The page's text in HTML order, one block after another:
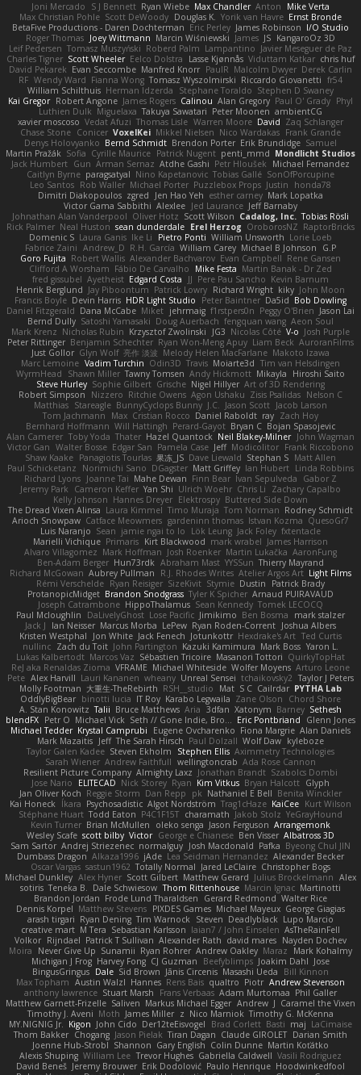
Joni Mercado S J Bennett Ryan Wiebe Max Chandler Anton
Mike Verta
Max Christian Pohle Scott DeWoody Douglas K. Yorik van Havre Ernst Bronde
BetaFive Productions - Daren Dochterman Eric Perley James Robinson I/O Studio
Roger Thomas Joey Wittmann Marcin Wiśniewski James JS KangaroOz 3D
Leif Pedersen Tomasz Muszyński Roberd Palm Lampantino Javier Meseguer de Paz
Charles Tigner Scott Wheeler Eelco Dolstra Lasse Kjønnås Viduttam Katkar chris huf
David Pekarek Evan Seccombe Manfred Knorr PaulR Malcolm Dwyer Derek Carlin
RF Wendy Ward Fianna Wong Tomasz Wyszolmirski Riccardo Giovanetti fr54
William Schilthuis Herman Idzerda Stephane Toraldo Stephen D Swaney
Kai Gregor Robert Angone James Rogers Calinou Alan Gregory Paul O' Grady Phyl
Luthien Dulk Miguelaxa Takuya Sawatari Peter Moonen ambientCG
xavier moscoso Vedat Afuzi Thomas Lisle Warren Moore David Zaq Schlanger
Chase Stone Conicer VoxelKei Mikkel Nielsen Nico Wardakas Frank Grande
Denys Holovyanko Bernd Schmidt Brendon Porter Erik Brundidge Samuel
Martin Pražák Sofia Cyrille Maurice Patrick Nugent penti_mmd Mondlicht Studios
Jack Humbert Gun Arman Sernaz Atdhe Gashi Petr Hloušek
Michael Fernandez
Caitlyn Byrne paragsatyal Nino Kapetanovic Tobias Gallé SonOfPorcupine
Leo Santos Rob Waller Michael Porter Puzzlebox Props Justin
honda78
Dimitri Diakopoulos zgred Jen Hao Yeh esther carney Mark Lopatka
Victor Gama Sabbithi Alexlee Jed Laurance Jeff Barnaby
Johnathan Alan Vanderpool Oliver Hotz Scott Wilson Cadalog, Inc. Tobias Rösli
Rick Palmer Neal Huston sean dunderdale Erel Herzog OroborosNZ RaptorBricks
Domenic S Laura Ganis Ike Li Pietro Ponti William Unsworth Lorie Loeb
Fabrice Zaini Andrew_D R.H. García William Carey Michael B Johnson
G.P
Goro Fujita Robert Wallis Alexander Bachvarov Evan Campbell Rene Gansen
Clifford A Worsham Fábio De Carvalho Mike Festa Martin Banak - Dr Zed
fred gissubel Ayetheist Edgard Costa JJ Pere Pau Sancho Kevin Barnum
Henrik Berglund Jay Piboontum Patrick Lowry Richard Wright kiky John Moon
Francis Boyle Devin Harris HDR Light Studio Peter Baintner Da5id Bob Dowling
Daniel Fitzgerald Dana McCabe Miket jehrmaig f1rstpers0n Peggy O'Brien Jason Lai
Bernd Dully Satoshi Yamasaki Doug Auerbach fengquan wang Aeon Soul
Mark Krenz Nicholas Rubin Krzysztof Zwolinski JG3 Nicolas Côté V-o Josh Purple
Peter Rittinger Benjamin Schechter Ryan Won-Meng Apuy Liam Beck AuroranFilms
Just Gollor Glyn Wolf 亮作 淡波 Melody Helen MacFarlane Makoto Izawa
Marc Lemoine Vadim Turchin Odin3D Travis Moiarte3d Tim van Helsdingen
WyrmHead
Shawn Miller Tawny Tomsen Andy Hickmott Mikayla
Hiroshi Saito
Steve Hurley Sophie Gilbert Grische Nigel Hillyer Art of 3D Rendering
Robert Simpson
Nizzero Ritchie Owens Agon Ushaku Zisis Psalidas Nelson C
Matthias Stareagle BunnyCyclops Bunny J.C. Jason Scott Jacob Larson
Tom Jachmann
Max Cristian Rocco Daniel Raboldt ray Zach Hoy
Bernhard Hoffmann Will Hattingh Perard-Gayot Bryan C Bojan Spasojevic
Alan Camerer Toby Yoda Thater Hazel Quantock Neil Blakey-Milner John Wagman
Victor Gan Walter Bosse Edgar San Pamela Case Jeff Modicolitor Frank Riccobono
Shaw Kaake Panagiotis Tourlas 果冻_JS Dave Liewald Stephan S Matt Allen
Paul Schicketanz
Norimichi Sano DGagster Matt Griffey Ian Hubert Linda Robbins
Richard Lyons Joanne Tai Mahe Dewan Finn Bear Ivan Sepulveda
Gabor Z
Jeremy Park
Cameron Keffer Yan Shi Ulrich Woehr Chris Li
Zachary Capalbo
Kelly Johnson Hannes Dreyer Elektrospy Buttered Side Down
The Dread Vixen Alinsa Laura Kimmel Timo Muraja Tom Norman Rodney Schmidt
Arioch Snowpaw Catface Meowmers gardeninn thomas Istvan Kozma QuesoGr7
Luis Naranjo Sean jamie ngai to lo Lök Leung Jack Foley fxtentacle
Marielli Vichique Primaris Kirt Blackwood mark wrabel James Harrison
Alvaro Villagomez Mark Hoffman Josh Roenker Martin Lukačka AaronFung
Ben-Adam Berger Hun73rdk Abraham Mast YYSSun Thierry Mayrand
Richard McGowan Aubrey Pullman R.J. Rhodes Writes Atelier Argos Art Light Films
Rémi Verschelde Ryan Reisiger SizeKivit Stymie Dustin
Patrick Brady
ProtanopicMidget Brandon Snodgrass Tyler K Spicher Arnaud PUIRAVAUD
Joseph Catrambone HippoThalamus Sean Kennedy Tomek LECOCQ
Paul Mcloughlin
DaLivelyGhost Lose Pacific Jimikimo Ben Bosma
mark stalzer
Jack J
Ian Neisser Marcus Morba LePew Ryan Roden-Corrent Joshua Albers
Kristen Westphal
Jon White Jack Fenech Jotunkottr Hexdrake's Art Ted Curtis
nullinc Zach du Toit John Partington Kazuki Kamimura Mark Boss Yaron L.
Lukas Kalbertodt Marcos Vaz Sébastien Tricoire Masanori Tottori QuirkyTopHat
ReJ aka Renaldas Zioma VFRAME Michael Whiteside Wolfer Moyens Arturo Leone
Pete Alex Harvill Lauri Kananen wheany Unreal Sensei tchaikovsky2 Taylor J Peters
Molly Footman 大重生-TheRebirth RSH__studio Mat S C Cailrdar PYTHA Lab
OddlyBigBear binotti lucia IT Roy Karabo Legwaila Zane Olson
Chord Shore
A. Stan Konowitz Talii Bruce Matthews Aria 3dfan Xatonym Barney Sethesh
blendFX Petr O Michael Vick Seth // Gone Indie, Bro... Eric Pontbriand
Glenn Jones
Michael Tedder Krystal Camprubi Eugene Ovcharenko Fiona Margrie Alan Daniels
Mark Mazaitis Jeff The Sarah Hirsch Paul Dolzall Wolf Daw kyleboze
Taylor Galen Kadee Steven Ekholm Stephen Ellis Aximmetry Technologies
Sarah Wiener Andrew Faithfull wellingtoncrab Ada Rose Cannon
Resilient Picture Company Almighty Laxz Jonathan Brandt Szabolcs Dombi
Jose Nario
ELITECAD Nick Storey Ryan Kim Vitkus Bryan Halcott Glyph
Jan Oliver Koch Reggie Storm Dan Repp pk Nathaniel E Bell Benita Winckler
Kai Honeck Íkara Psychosadistic Algot Nordström Trag1cHaze KaiCee Kurt Wilson
Stéphane Huart Todd Eaton P4C1F15T charamath Jakob Stolz YeGrayHound
Kevin Turner Brian McMullen oleko senga Jason Ferguson Arrangemonk
Wesley Scafe scott bilby Victor George e Chianese Ben Visser Albatross 3D
Sam Sartor Andrej Striezenec normalguy Josh Macdonald Pafka Byeong Chul JIN
Dumbass Dragon Alkaza1996 jAde Lea Seidman Hernandez Alexander Becker
Oscar Vargas sastun1962 Totally Normal Jared LeClaire Christopher Bogs
Michael Dunkley Alex Hyner Scott Gilbert Matthew Gerard Julius Brockelmann Alex
sotiris Teneka B. Dale Schwiesow Thom Rittenhouse Marcin Ignac Martinotti
Brandon Jordan Frode Lund Tharaldsen Gerard Redmond Walter Rice
Dennis Korpel Matthew Stevens PIXDES Games Michael Mayeux George Giagias
arash tirgari Ryan Dening Tim Warnock Steven Deadlyblack Lupo Marcio
creative mart M Tera Sebastian Karlsson Iaian7 / John Einselen AsTheRainFell
Volkor Rijndael Patrick T Sullivan Alexander Rath david mares Nayden Dochev
Moira
Never Give Up Sunamii Ryan Rohrer Andrew Oakley Maraz
Mark Kohalmy
Michigan J Frog Harvey Fong CJ Guzman Beefyblimps Joakim Dahl Jose
BingusGringus Dale Sid Brown Jānis Circenis Masashi Ueda
Bill Kinnon
Max Topham Austin Walzl Hannes Rens Bais qualtro Piotr Andrew Stevenson
anthony lawrence Stuart Marsh Frans Verbaas Adam Murtomaa Phil Galler
Matthew Garnett-Frizelle Saliven Markus Michael Egger Andrew J Caramel the Vixen
Timothy J. Aveni Moth James Miller z Nico Marniok Timothy G. McKenna
MY.NIGNIG Jr. Kigon John Cido Der12teEisvogel Brad Corlett Basti maj LaCimaise
Thom Bakker Chogang Jason Pielak Tiran Dagan Claude GIROLET Darian Smith
Joenne Hub-Strobl Shannon Gary English Colin Dunne Martin Koťátko
Alexis Shuping William Lee Trevor Hughes Gabriella Caldwell Vasili Rodriguez
David Beneš Jeremy Brouwer Erik Dodolović Paulo Henrique Hoodwinkedfool